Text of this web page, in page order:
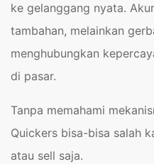
ke gelanggang nyata.
tambahan, melainkan
menghubungkan
di pasar.
Tanpa memahami
Quickers bisa-bisa salah
atau sell saja.